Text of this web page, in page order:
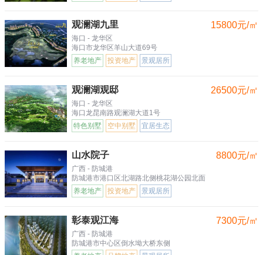
观澜湖九里
海口 - 龙华区
15800元/㎡
海口市龙华区羊山大道69号
养老地产
投资地产 景观居所
观澜湖观邸
海口 - 龙华区
26500元/㎡
海口龙昆南路观澜湖大道1号
特色别墅
空中别墅 宜居生态
山水院子
广西 - 防城港
8800元/㎡
防城港市港口区北湖路北侧桃花湖公园北面
养老地产
投资地产 景观居所
彰泰观江海
广西 - 防城港
7300元/㎡
防城港市中心区倒水坳大桥东侧